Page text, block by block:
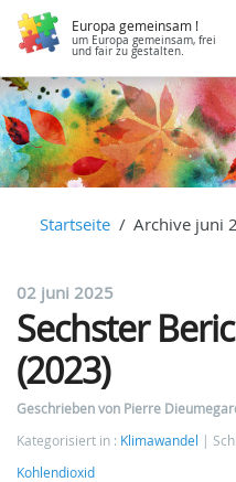
Europa gemeinsam !
um Europa gemeinsam, frei
und fair zu gestalten.
Startseite Archive juni
02 juni 2025
Sechster
(2023)
Geschrieben von Pierre
Kategorisiert in : Klimawandel
Kohlendioxid